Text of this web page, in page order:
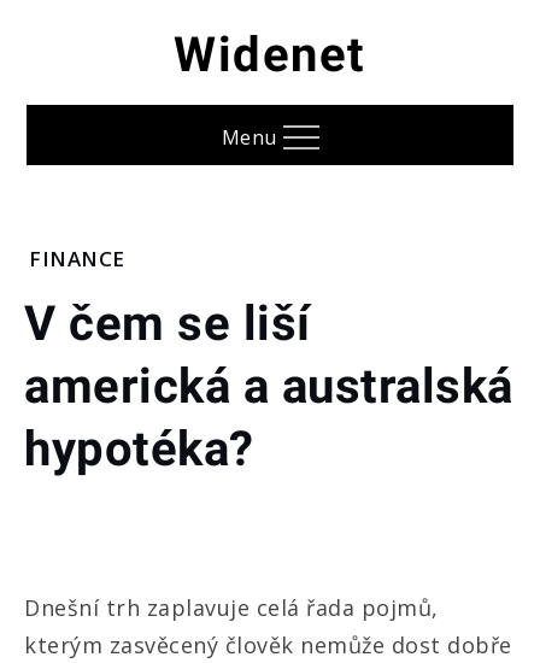
Widenet
Menu
Home
V čem se
liší
americká
a
australská
FINANCE
V čem se liší
americká a australská
hypotéka?
Dnešní trh zaplavuje celá řada pojmů,
kterým zasvěcený člověk nemůže dost dobře